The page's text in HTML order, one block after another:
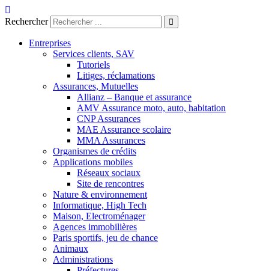
Aller
au
Rechercher
Entreprises
Services clients, SAV
Tutoriels
Litiges, réclamations
Assurances, Mutuelles
Allianz – Banque et assurance
AMV Assurance moto, auto, habitation
CNP Assurances
MAE Assurance scolaire
MMA Assurances
Organismes de crédits
Applications mobiles
Réseaux sociaux
Site de rencontres
Nature & environnement
Informatique, High Tech
Maison, Electroménager
Agences immobilières
Paris sportifs, jeu de chance
Animaux
Administrations